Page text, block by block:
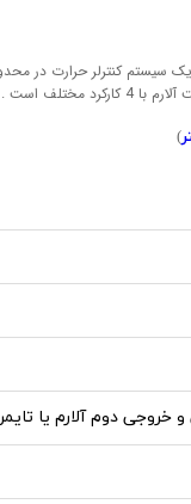
است .
)
دوم آلارم یا تایمر